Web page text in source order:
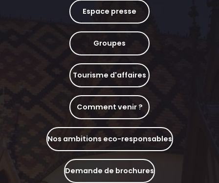
Espace presse
Groupes
Tourisme d'affaires
Comment venir ?
Nos ambitions eco-responsables
Demande de brochures